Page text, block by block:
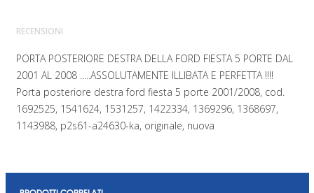
RECENSIONI
PORTA POSTERIORE DESTRA DELLA FORD FIESTA 5 PORTE DAL
2001 AL 2008 .....ASSOLUTAMENTE ILLIBATA E PERFETTA !!!!
Porta posteriore destra ford fiesta 5 porte 2001/2008, cod.
1692525, 1541624, 1531257, 1422334, 1369296, 1368697,
1143988, p2s61-a24630-ka, originale, nuova